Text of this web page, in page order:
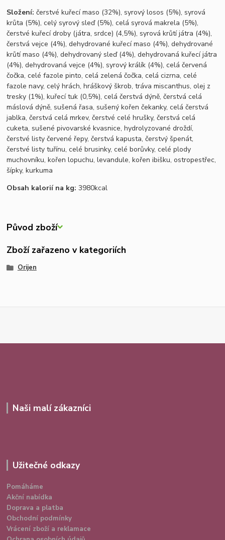
Složení: čerstvé kuřecí maso (32%), syrový losos (5%), syrová
krůta (5%), celý syrový sleď (5%), celá syrová makrela (5%),
čerstvé kuřecí droby (játra, srdce) (4,5%), syrová krůtí játra (4%),
čerstvá vejce (4%), dehydrované kuřecí maso (4%), dehydrované
krůtí maso (4%), dehydrovaný sleď (4%), dehydrovaná kuřecí játra
(4%), dehydrovaná vejce (4%), syrový králík (4%), celá červená
čočka, celé fazole pinto, celá zelená čočka, celá cizrna, celé
fazole navy, celý hrách, hráškový škrob, tráva miscanthus, olej z
tresky (1%), kuřecí tuk (0,5%), celá čerstvá dýně, čerstvá celá
máslová dýně, sušená řasa, sušený kořen čekanky, celá čerstvá
jablka, čerstvá celá mrkev, čerstvé celé hrušky, čerstvá celá
cuketa, sušené pivovarské kvasnice, hydrolyzované droždí,
čerstvé listy červené řepy, čerstvá kapusta, čerstvý špenát,
čerstvé listy tuřínu, celé brusinky, celé borůvky, celé plody
muchovníku, kořen lopuchu, levandule, kořen ibišku, ostropestřec,
šípky, kurkuma
Obsah kalorií na kg: 3980kcal
Původ zboží
Zboží zařazeno v kategoriích
Orijen
Naši malí zákazníci
Užitečné odkazy
Pomáháme
Akční nabídka
Doprava a platba
Obchodní podmínky
Vrácení zboží a reklamace